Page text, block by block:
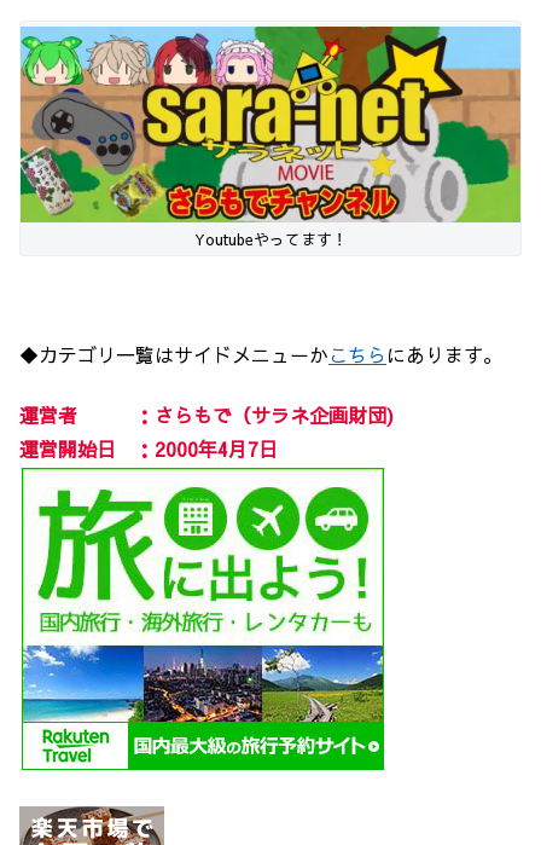
Youtubeやってます！
◆カテゴリ一覧はサイドメニューかこちら にあります。
運営者 ：さらもで（サラネ企画財団)
運営開始日 ：2000年4月7日